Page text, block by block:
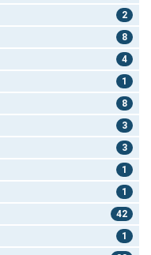
2
8
4
1
8
3
3
1
1
42
1